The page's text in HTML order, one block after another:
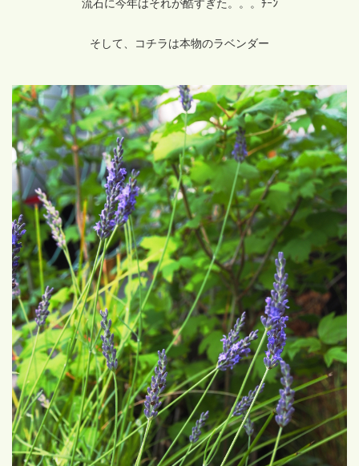
流石に今年はそれが酷すぎた。。。ﾁｰﾝ
そして、コチラは本物のラベンダー